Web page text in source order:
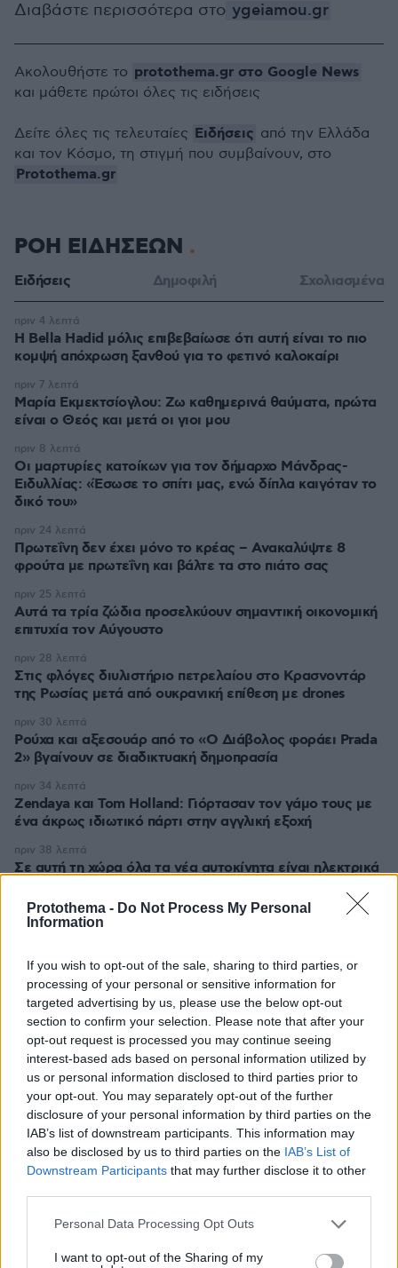
Protothema - Do Not Process My Personal
Information
If you wish to opt-out of the sale, sharing to third parties, or
processing of your personal or sensitive information for
targeted advertising by us, please use the below opt-out
section to confirm your selection. Please note that after your
opt-out request is processed you may continue seeing
interest-based ads based on personal information utilized by
us or personal information disclosed to third parties prior to
your opt-out. You may separately opt-out of the further
disclosure of your personal information by third parties on the
IAB’s list of downstream participants. This information may
also be disclosed by us to third parties on the IAB’s List of
Downstream Participants that may further disclose it to other
Please note that this website/app uses one or more Google
not limited to your visit or usage behaviour. You may click to
Personal Data Processing Opt Outs
I want to opt-out of the Sharing of my
Διαβάστε περισσότερα στο ygeiamou.gr
Ακολουθήστε το protothema.gr στο Google News
και μάθετε πρώτοι όλες τις ειδήσεις
Δείτε όλες τις τελευταίες Ειδήσεις από την Ελλάδα
και τον Κόσμο, τη στιγμή που συμβαίνουν, στο
Protothema.gr
ΡΟΗ ΕΙΔΗΣΕΩΝ
Ειδήσεις Δημοφιλή Σχολιασμένα
Η Bella Hadid μόλις επιβεβαίωσε ότι αυτή είναι το πιο
κομψή απόχρωση ξανθού για το φετινό καλοκαίρι
πριν 4 λεπτά
Μαρία Εκμεκτσίογλου: Ζω καθημερινά θαύματα, πρώτα
είναι ο Θεός και μετά οι γιοι μου
πριν 7 λεπτά
Οι μαρτυρίες κατοίκων για τον δήμαρχο Μάνδρας-
Ειδυλλίας: «Έσωσε το σπίτι μας, ενώ δίπλα καιγόταν το
δικό του»
πριν 8 λεπτά
Πρωτεΐνη δεν έχει μόνο το κρέας – Ανακαλύψτε 8
φρούτα με πρωτεΐνη και βάλτε τα στο πιάτο σας
πριν 24 λεπτά
Αυτά τα τρία ζώδια προσελκύουν σημαντική οικονομική
επιτυχία τον Αύγουστο
πριν 25 λεπτά
Στις φλόγες διυλιστήριο πετρελαίου στο Κρασνοντάρ
της Ρωσίας μετά από ουκρανική επίθεση με drones
πριν 28 λεπτά
Ρούχα και αξεσουάρ από το «Ο Διάβολος φοράει Prada
2» βγαίνουν σε διαδικτυακή δημοπρασία
πριν 30 λεπτά
Zendaya και Tom Holland: Γιόρτασαν τον γάμο τους με
ένα άκρως ιδιωτικό πάρτι στην αγγλική εξοχή
πριν 34 λεπτά
Σε αυτή τη χώρα όλα τα νέα αυτοκίνητα είναι ηλεκτρικά
πριν 38 λεπτά
Δοκιμάζουμε το επιβλητικό Volvo XC90 - Πόσο κοστίζει
στην Ελλάδα;
ΔΕΙΤΕ ΟΛΕΣ ΤΙΣ ΕΙΔΗΣΕΙΣ
ΤΑ ΠΙΟ ΔΗΜΟΦΙΛΗ